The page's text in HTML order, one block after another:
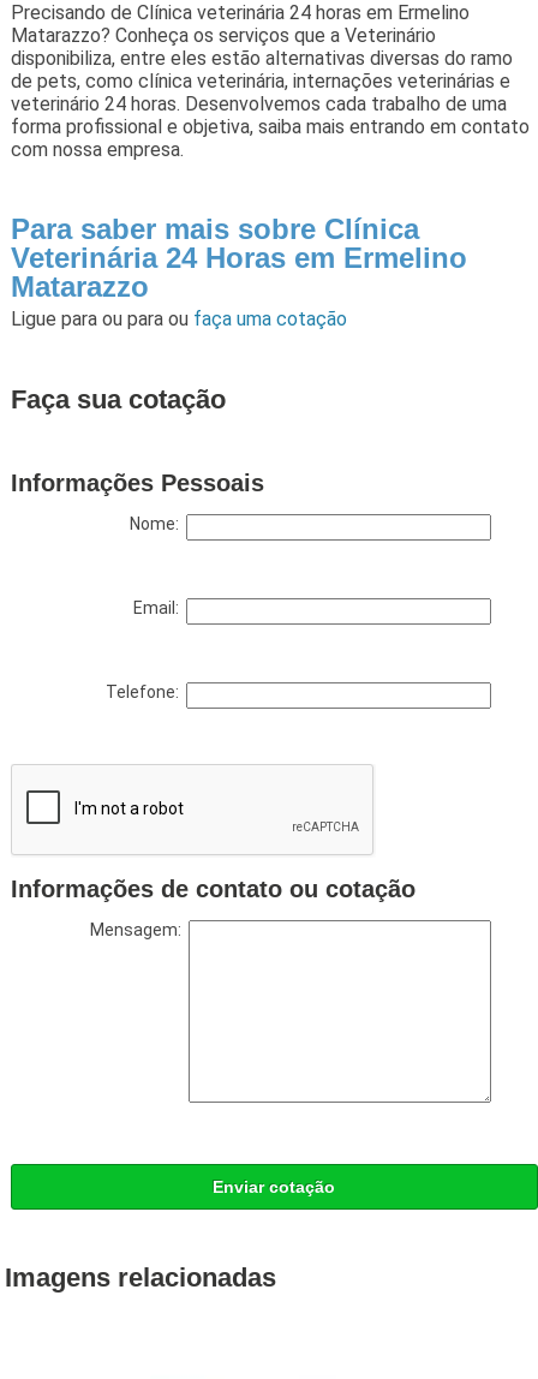
Precisando de Clínica veterinária 24 horas em Ermelino
Matarazzo? Conheça os serviços que a Veterinário
disponibiliza, entre eles estão alternativas diversas do ramo
de pets, como clínica veterinária, internações veterinárias e
veterinário 24 horas. Desenvolvemos cada trabalho de uma
forma profissional e objetiva, saiba mais entrando em contato
com nossa empresa.
Para saber mais sobre Clínica
Veterinária 24 Horas em Ermelino
Matarazzo
Ligue para ou para ou faça uma cotação
Faça sua cotação
Informações Pessoais
Nome:
Email:
Telefone:
Informações de contato ou cotação
Mensagem:
Enviar cotação
Imagens relacionadas